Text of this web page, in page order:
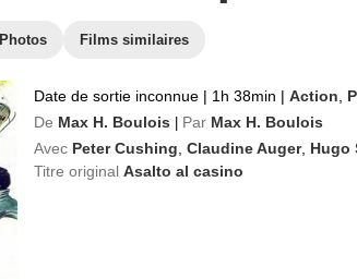
Photos Films similaires
Date de sortie inconnue | 1h 38min | Action
De Max H. Boulois Par Max H. Boulois
Avec Peter Cushing Claudine Auger, Hugo
Titre original Asalto al casino